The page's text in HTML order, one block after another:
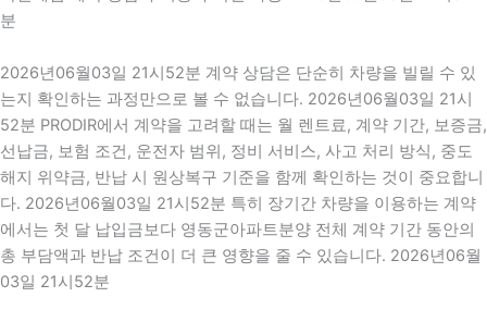
분
2026년06월03일 21시52분 계약 상담은 단순히 차량을 빌릴 수 있
는지 확인하는 과정만으로 볼 수 없습니다. 2026년06월03일 21시
52분 PRODIR에서 계약을 고려할 때는 월 렌트료, 계약 기간, 보증금,
선납금, 보험 조건, 운전자 범위, 정비 서비스, 사고 처리 방식, 중도
해지 위약금, 반납 시 원상복구 기준을 함께 확인하는 것이 중요합니
다. 2026년06월03일 21시52분 특히 장기간 차량을 이용하는 계약
에서는 첫 달 납입금보다 영동군아파트분양 전체 계약 기간 동안의
총 부담액과 반납 조건이 더 큰 영향을 줄 수 있습니다. 2026년06월
03일 21시52분